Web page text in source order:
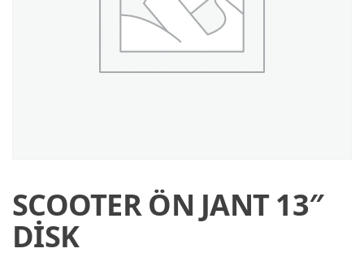
SCOOTER ÖN JANT 13″
DİSK